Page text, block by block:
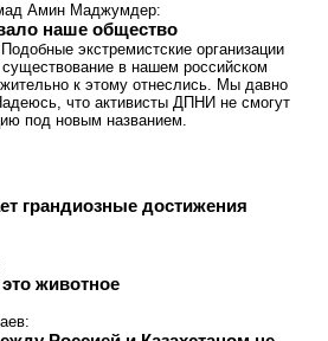
Амин Маджумдер:
наше общество
Подобные экстремистские организации
в нашем российском
к этому отнеслись. Мы давно
что активисты ДПНИ не смогут
под новым названием.
грандиозные достижения
животное
: